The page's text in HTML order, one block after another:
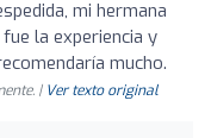
mi hermana
la experiencia y
mucho.
| Ver texto original